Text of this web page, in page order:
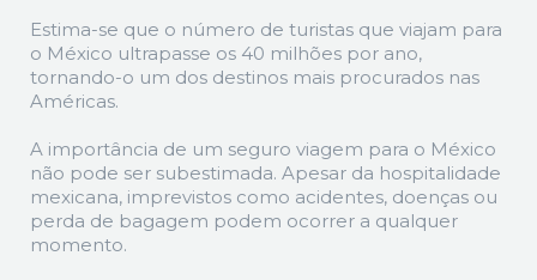
Estima-se que o número de turistas que viajam para
o México ultrapasse os 40 milhões por ano,
tornando-o um dos destinos mais procurados nas
Américas.
A importância de um seguro viagem para o México
não pode ser subestimada. Apesar da hospitalidade
mexicana, imprevistos como acidentes, doenças ou
perda de bagagem podem ocorrer a qualquer
momento.